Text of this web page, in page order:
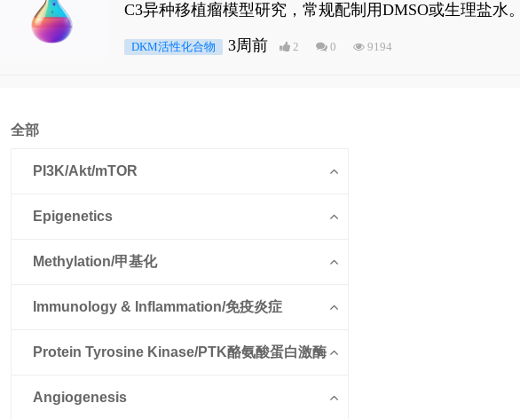
C3异种移植瘤模型研究，常规配制用DMSO或生理盐水。
DKM活性化合物 3周前 2 0 9194
全部
PI3K/Akt/mTOR
Epigenetics
Methylation/甲基化
Immunology & Inflammation/免疫炎症
Protein Tyrosine Kinase/PTK酪氨酸蛋白激酶
Angiogenesis